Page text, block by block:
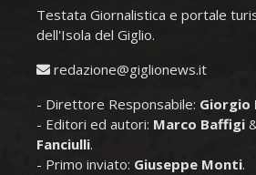
Testata Giornalistica e portale
dell'Isola del Giglio.
redazione@giglionews.it
- Direttore Responsabile: Giorgio
- Editori ed autori: Marco Baffigi
Fanciulli.
- Primo inviato: Giuseppe Monti.